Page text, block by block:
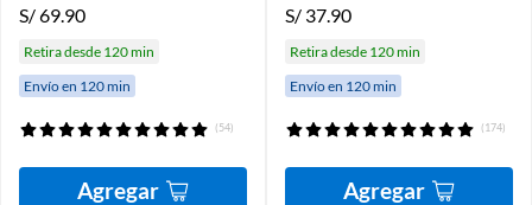
S/69.90
Retira desde 120 min
Envío en 120 min
(54)
Agregar
S/ 37.90
Retira desde 120 min
Envío en 120 min
(174)
Agregar